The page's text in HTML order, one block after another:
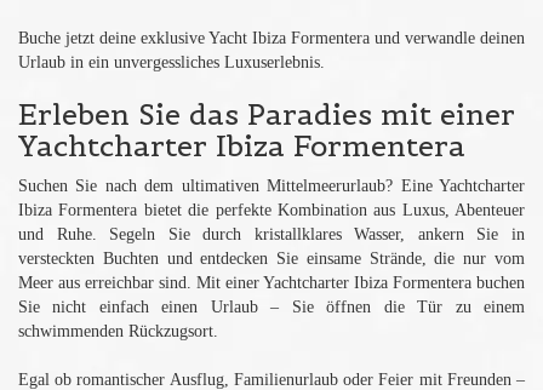
Buche jetzt deine exklusive Yacht Ibiza Formentera und verwandle deinen
Urlaub in ein unvergessliches Luxuserlebnis.
Erleben Sie das Paradies mit einer
Yachtcharter Ibiza Formentera
Suchen Sie nach dem ultimativen Mittelmeerurlaub? Eine Yachtcharter
Ibiza Formentera bietet die perfekte Kombination aus Luxus, Abenteuer
und Ruhe. Segeln Sie durch kristallklares Wasser, ankern Sie in
versteckten Buchten und entdecken Sie einsame Strände, die nur vom
Meer aus erreichbar sind. Mit einer Yachtcharter Ibiza Formentera buchen
Sie nicht einfach einen Urlaub – Sie öffnen die Tür zu einem
schwimmenden Rückzugsort.
Egal ob romantischer Ausflug, Familienurlaub oder Feier mit Freunden –